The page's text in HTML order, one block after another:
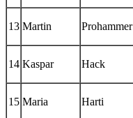
13 Martin Prohammer
14 Kaspar Hack
15 Maria Harti